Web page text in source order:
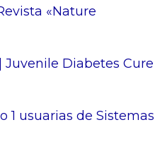
«Nature
Juvenile Diabetes Cure
1 usuarias de Sistemas